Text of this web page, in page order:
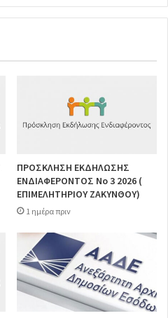
ΠΡΟΣΚΛΗΣΗ ΕΚΔΗΛΩΣΗΣ
ΕΝΔΙΑΦΕΡΟΝΤΟΣ Νο 3 2026 (
ΕΠΙΜΕΛΗΤΗΡΙΟΥ ΖΑΚΥΝΘΟΥ)
1 ημέρα πριν